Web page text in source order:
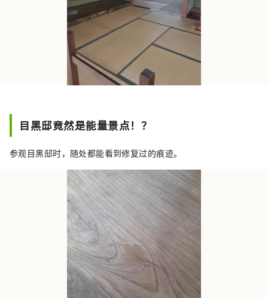
目黑邸竟然是能量景点！？
参观目黑邸时，随处都能看到修复过的痕迹。